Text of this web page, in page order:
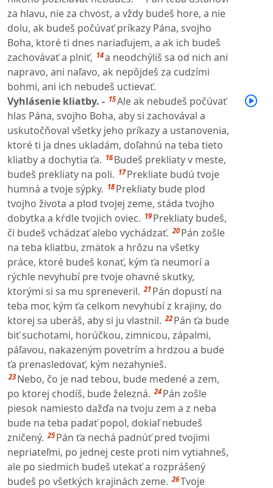
za hlavu, nie za chvost, a vždy budeš hore, a nie
dolu, ak budeš počúvať príkazy Pána, svojho
Boha, ktoré ti dnes nariaďujem, a ak ich budeš
zachovávať a plniť, 14a neodchýliš sa od nich ani
napravo, ani naľavo, ak nepôjdeš za cudzími
bohmi, ani ich nebudeš uctievať.
Vyhlásenie kliatby. - 15Ale ak nebudeš počúvať
hlas Pána, svojho Boha, aby si zachovával a
uskutočňoval všetky jeho príkazy a ustanovenia,
ktoré ti ja dnes ukladám, doľahnú na teba tieto
kliatby a dochytia ťa. 16 Budeš prekliaty v meste,
budeš prekliaty na poli. 17 Prekliate budú tvoje
humná a tvoje sýpky. 18 Prekliaty bude plod
tvojho života a plod tvojej zeme, stáda tvojho
dobytka a kŕdle tvojich oviec. 19 Prekliaty budeš,
či budeš vchádzať alebo vychádzať. 20 Pán zošle
na teba kliatbu, zmätok a hrôzu na všetky
práce, ktoré budeš konať, kým ťa neumorí a
rýchle nevyhubí pre tvoje ohavné skutky,
ktorými si sa mu spreneveril. 21 Pán dopustí na
teba mor, kým ťa celkom nevyhubí z krajiny, do
ktorej sa uberáš, aby si ju vlastnil. 22 Pán ťa bude
biť suchotami, horúčkou, zimnicou, zápalmi,
páľavou, nakazeným povetrím a hrdzou a bude
ťa prenasledovať, kým nezahynieš.
23 Nebo, čo je nad tebou, bude medené a zem,
po ktorej chodíš, bude železná. 24 Pán zošle
piesok namiesto dažďa na tvoju zem a z neba
bude na teba padať popol, dokiaľ nebudeš
zničený. 25 Pán ťa nechá padnúť pred tvojimi
nepriateľmi, po jednej ceste proti nim vytiahneš,
ale po siedmich budeš utekať a rozprášený
budeš po všetkých krajinách zeme. 26Tvoje